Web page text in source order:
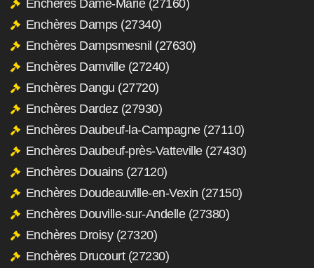
Enchères Dame-Marie (27160)
Enchères Damps (27340)
Enchères Dampsmesnil (27630)
Enchères Damville (27240)
Enchères Dangu (27720)
Enchères Dardez (27930)
Enchères Daubeuf-la-Campagne (27110)
Enchères Daubeuf-près-Vatteville (27430)
Enchères Douains (27120)
Enchères Doudeauville-en-Vexin (27150)
Enchères Douville-sur-Andelle (27380)
Enchères Droisy (27320)
Enchères Drucourt (27230)